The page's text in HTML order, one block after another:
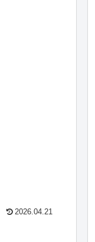
2026.04.21